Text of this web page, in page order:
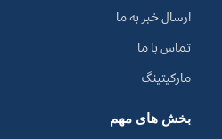
ارسال خبر به ما
تماس با ما
مارکیتینگ
بخش های مهم